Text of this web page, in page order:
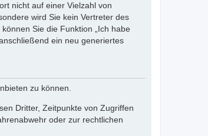
nicht auf einer Vielzahl von
wird Sie kein Vertreter des
Sie die Funktion „Ich habe
ein neu generiertes
zu können.
Dritter, Zeitpunkte von Zugriffen
oder zur rechtlichen